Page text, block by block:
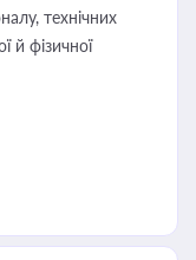
технічних
й фізичної